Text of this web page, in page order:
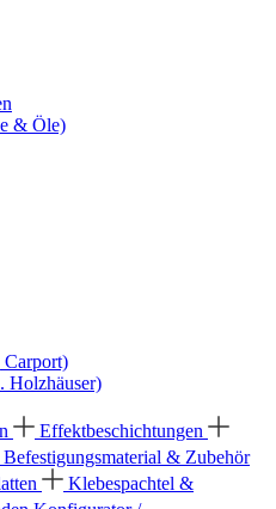
& Öle)
Carport)
Holzhäuser)
Effektbeschichtungen
Befestigungsmaterial & Zubehör
Klebespachtel &